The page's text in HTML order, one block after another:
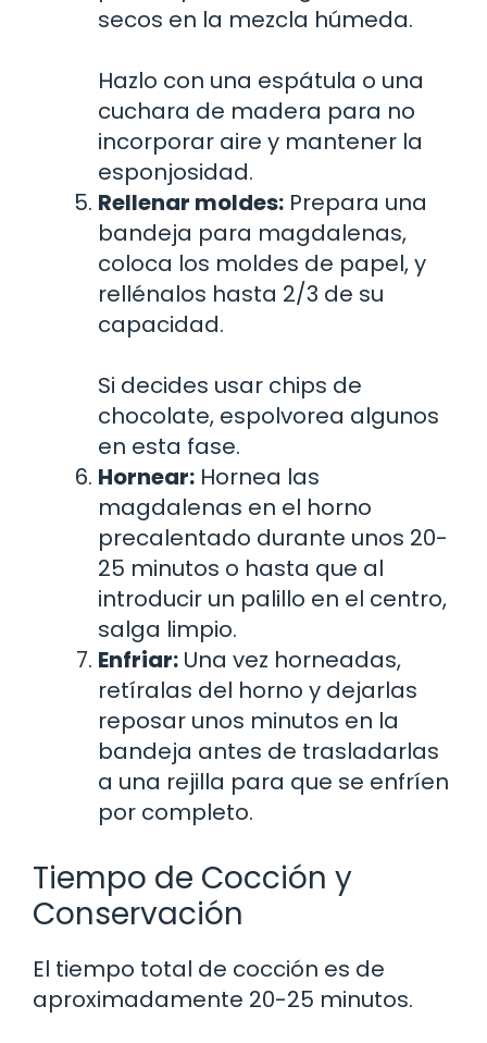
secos en la mezcla húmeda.
Hazlo con una espátula o una
cuchara de madera para no
incorporar aire y mantener la
esponjosidad.
Rellenar moldes: Prepara una
bandeja para magdalenas,
coloca los moldes de papel, y
rellénalos hasta 2/3 de su
capacidad.
Si decides usar chips de
chocolate, espolvorea algunos
en esta fase.
Hornear: Hornea las
magdalenas en el horno
precalentado durante unos 20-
25 minutos o hasta que al
introducir un palillo en el centro,
salga limpio.
Enfriar: Una vez horneadas,
retíralas del horno y dejarlas
reposar unos minutos en la
bandeja antes de trasladarlas
a una rejilla para que se enfríen
por completo.
Tiempo de Cocción y
Conservación
El tiempo total de cocción es de
aproximadamente 20-25 minutos.